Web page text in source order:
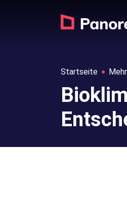
Startseite Mehr